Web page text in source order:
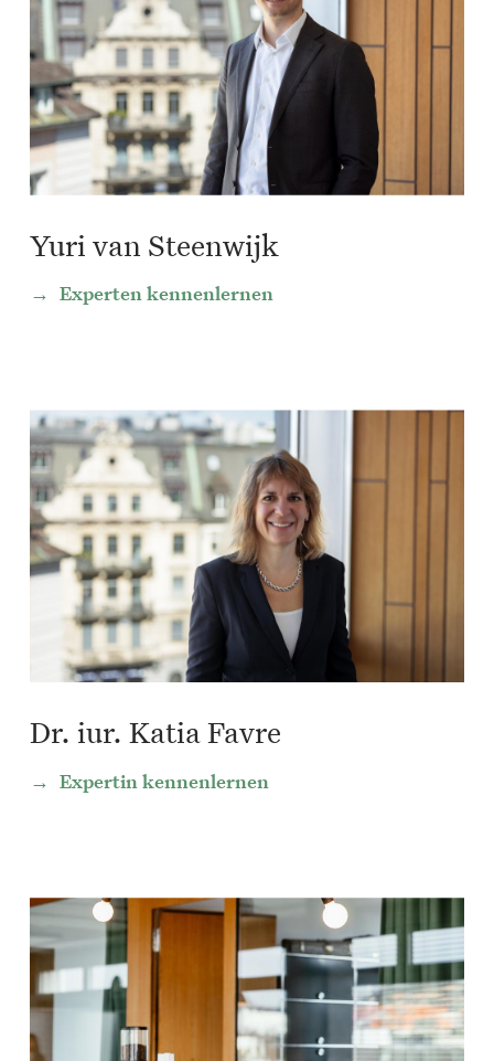
Yuri van Steenwijk
Experten kennenlernen
Dr. iur. Katia Favre
Expertin kennenlernen